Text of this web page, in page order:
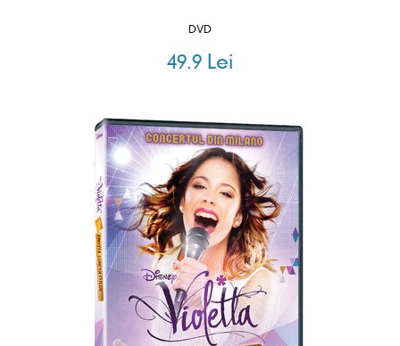
DVD
49.9 Lei